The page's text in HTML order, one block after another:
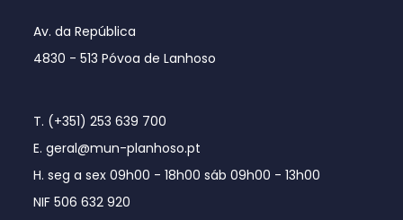
Av. da República
4830 - 513 Póvoa de Lanhoso
T. (+351) 253 639 700
E. geral@mun-planhoso.pt
H. seg a sex 09h00 - 18h00 sáb 09h00 - 13h00
NIF 506 632 920